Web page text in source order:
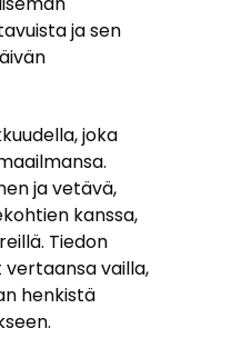
ja sen
joka
ja vetävä,
kanssa,
Tiedon
vertaansa vailla,
henkistä